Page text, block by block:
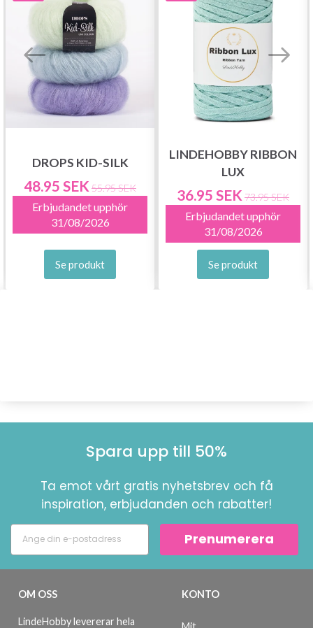
DROPS KID-SILK
48.95 SEK 55.95 SEK
Erbjudandet upphör
31/08/2026
Se produkt
LINDEHOBBY RIBBON
LUX
36.95 SEK 73.95 SEK
Erbjudandet upphör
31/08/2026
Se produkt
Spara upp till 50%
Ta emot vårt gratis nyhetsbrev och få
inspiration, erbjudanden och rabatter!
Prenumerera
OM OSS
LindeHobby levererar hela
KONTO